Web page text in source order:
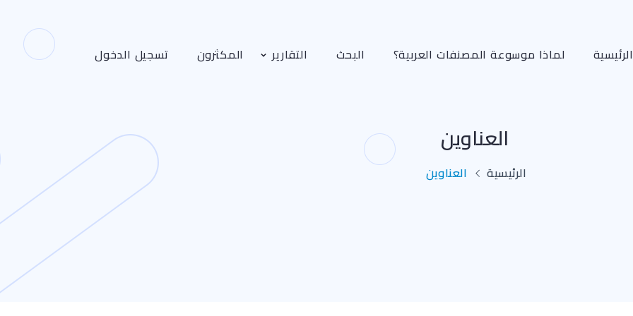
لماذا موسوعة المصنفات العربية؟ البحث التقارير المكثرون تسجيل الدخول
العناوين
الرئيسية العناوين